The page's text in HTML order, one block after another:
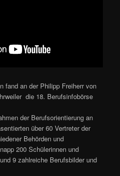
fand an der Philipp Freiherr von
die 18. Berufsinfobörse
der Berufsorientierung an
über 60 Vertreter der
Behörden und
200 Schülerinnen und
9 zahlreiche Berufsbilder und